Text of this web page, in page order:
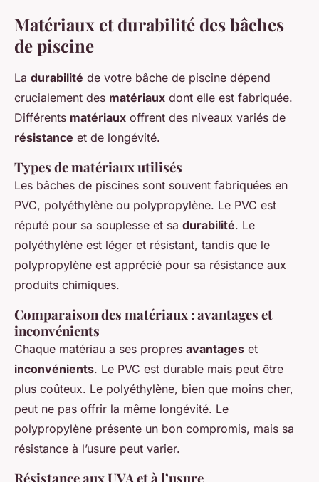
Matériaux et durabilité des bâches
de piscine
La durabilité de votre bâche de piscine dépend
crucialement des matériaux dont elle est fabriquée.
Différents matériaux offrent des niveaux variés de
résistance et de longévité.
Types de matériaux utilisés
Les bâches de piscines sont souvent fabriquées en
PVC, polyéthylène ou polypropylène. Le PVC est
réputé pour sa souplesse et sa durabilité. Le
polyéthylène est léger et résistant, tandis que le
polypropylène est apprécié pour sa résistance aux
produits chimiques.
Comparaison des matériaux : avantages et
inconvénients
Chaque matériau a ses propres avantages et
inconvénients. Le PVC est durable mais peut être
plus coûteux. Le polyéthylène, bien que moins cher,
peut ne pas offrir la même longévité. Le
polypropylène présente un bon compromis, mais sa
résistance à l’usure peut varier.
Résistance aux UVA et à l’usure